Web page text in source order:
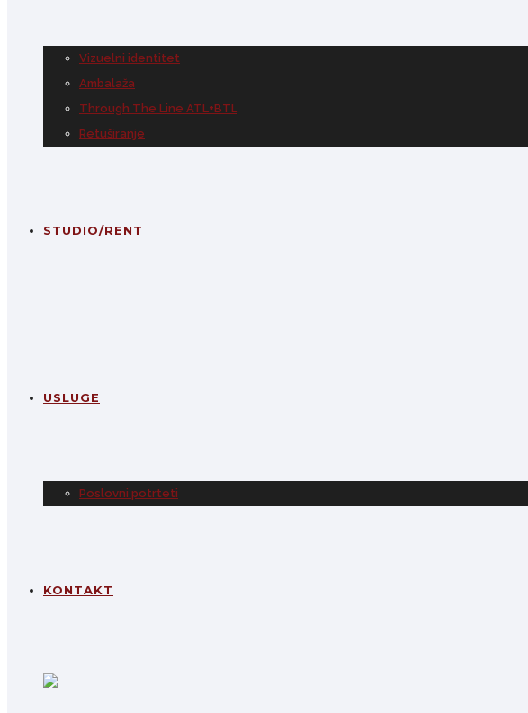
Vizuelni identitet
Ambalaža
Through The Line ATL+BTL
Retuširanje
STUDIO/RENT
USLUGE
Poslovni potrteti
KONTAKT